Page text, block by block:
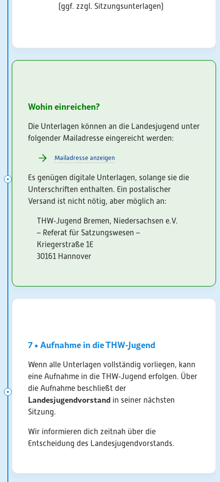
(ggf. zzgl. Sitzungsunterlagen)
Wohin einreichen?
Die Unterlagen können an die Landesjugend unter
folgender Mailadresse eingereicht werden:
Mailadresse anzeigen
Es genügen digitale Unterlagen, solange sie die
Unterschriften enthalten. Ein postalischer
Versand ist nicht nötig, aber möglich an:
THW‑Jugend Bremen, Niedersachsen e.V.
– Referat für Satzungswesen –
Kriegerstraße 1E
30161 Hannover
7 • Aufnahme in die THW‑Jugend
Wenn alle Unterlagen vollständig vorliegen, kann
eine Aufnahme in die THW‑Jugend erfolgen. Über
die Aufnahme beschließt der
Landesjugendvorstand in seiner nächsten
Sitzung.
Wir informieren dich zeitnah über die
Entscheidung des Landesjugendvorstands.